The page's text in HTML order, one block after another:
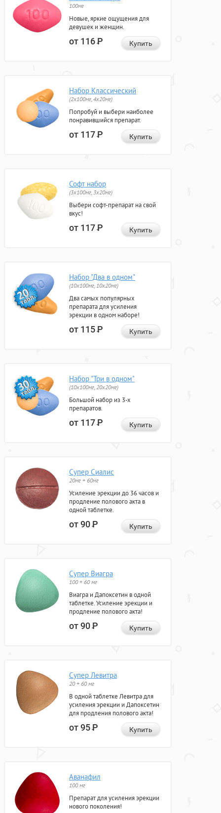
100мг
Новые, яркие ощущения для
девушек и женщин.
от 116Р Купить
Набор Классический
(2x100мг, 4x20мг)
Попробуй и выбери наиболее
понравившийся препарат.
от 117Р Купить
Софт набор
(3x100мг, 3x20мг)
Выбери софт-препарат на свой
вкус!
от 117Р Купить
Набор "Два в одном"
(10x100мг, 10x20мг)
Два самых популярных
препарата для усиления
эрекции в одном наборе!
от 115Р Купить
Набор "Три в одном"
(10x100мг, 20x20мг)
Большой набор из 3-х
препаратов.
от 117Р Купить
Супер Сиалис
20мг + 60мг
Усиление эрекции до 36 часов и
продление полового акта в
одной таблетке.
от 90Р Купить
Супер Виагра
100 + 60 мг
Виагра и Дапоксетин в одной
таблетке. Усиление эрекции и
продление полового акта!
от 90Р Купить
Супер Левитра
20 + 60 мг
В одной таблетке Левитра для
усиления эрекции и Дапоксетин
для продления полового акта!
от 95Р Купить
Аванафил
100 мг
Препарат для усиления эрекции
нового поколения!